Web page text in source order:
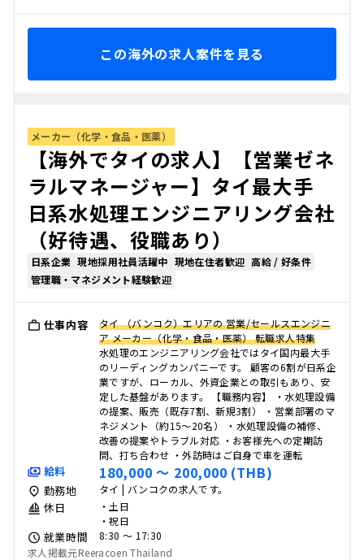
この海外の求人案件を見る
メーカー（化学・食品・医薬）
【海外でタイの求人】【営業ゼネ
ラルマネージャー】タイ最大手
日系水処理エンジニアリング会社
（好待遇、役職あり）
日系企業 現地採用社員活躍中 現地在住者歓迎 高給 / 好条件
管理職・マネジメント経験歓迎
仕事内容
タイ （バンコク）エリアの 営業/セールスエンジニ
ア メーカー（化学・食品・医薬） 転職求人特集
水処理のエンジニアリング会社ではタイ国内最大手
のリーディングカンパニーです。 顧客の6割が日系企
業ですが、ローカル、外資企業との取引もあり、安
定した基盤があります。 【職務内容】 ・水処理設備
の提案、販売（既存7割、新規3割） ・営業部署のマ
ネジメント（約15～20名） ・水処理設備の補修、
改善の提案やトラブル対応 ・お客様先への定期訪
問、打ち合わせ ・外訪時はご自身で車を運転
給料 180,000 〜 200,000 (THB)
勤務地 タイ | バンコクの求人です。
休日
・土日
・祝日
就業時間
8:30 〜 17:30
求人掲載元Reeracoen Thailand